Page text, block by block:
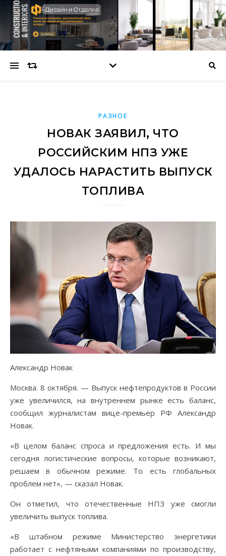
РАЗНОЕ
НОВАК ЗАЯВИЛ, ЧТО
РОССИЙСКИМ НПЗ УЖЕ
УДАЛОСЬ НАРАСТИТЬ ВЫПУСК
ТОПЛИВА
Александр Новак
Москва. 8 октября. — Выпуск нефтепродуктов в России
уже увеличился, на внутреннем рынке есть баланс,
сообщил журналистам вице-премьер РФ Александр
Новак.
«В целом баланс спроса и предложения есть. И мы
сегодня логистические вопросы, которые возникают,
решаем в обычном режиме. То есть глобальных
проблем нет», — сказал Новак.
Он отметил, что отечественные НПЗ уже смогли
увеличить выпуск топлива.
«В штабном режиме Министерство энергетики
работает с нефтяными компаниями по производству,